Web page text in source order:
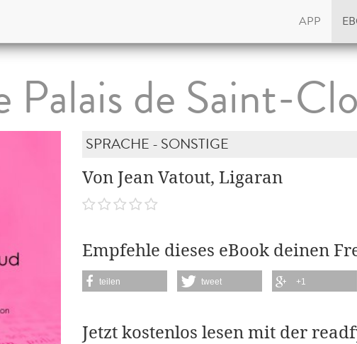
APP
Palais de Saint-
SPRACHE - SONSTIGE
Von Jean Vatout, Ligaran
Empfehle dieses eBook deinen
teilen tweet +1
Jetzt kostenlos lesen mit der